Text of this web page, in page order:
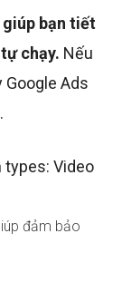
bạn tiết
chạy. Nếu
Google Ads
đảm bảo